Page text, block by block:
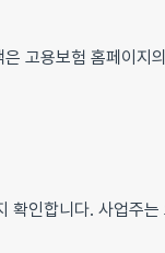
고용보험 홈페이지
인합니다. 사업주는